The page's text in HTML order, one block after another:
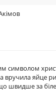
символом
яйце
швидше за